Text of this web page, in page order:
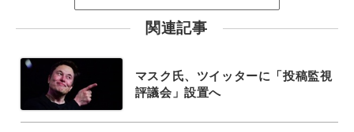
関連記事
マスク氏、ツイッターに「投稿監視
評議会」設置へ